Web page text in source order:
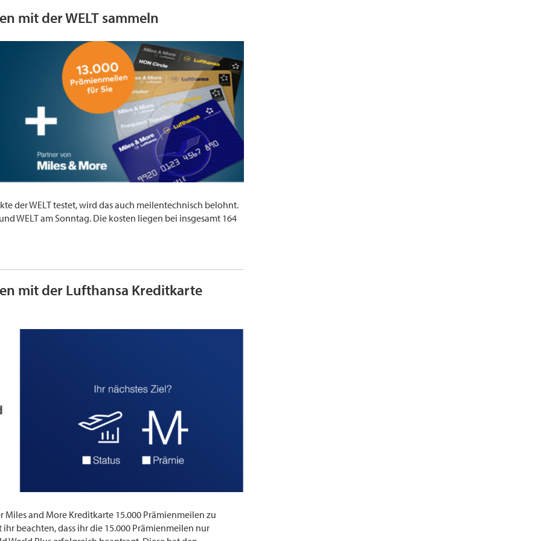
mit der WELT sammeln
der WELT testet, wird das auch meilentechnisch belohnt.
WELT am Sonntag. Die kosten liegen bei insgesamt 164
mit der Lufthansa Kreditkarte
and More Kreditkarte 15.000 Prämienmeilen zu
beachten, dass ihr die 15.000 Prämienmeilen nur